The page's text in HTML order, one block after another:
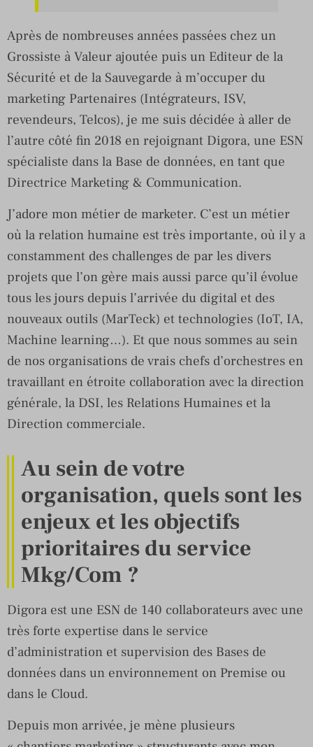
Après de nombreuses années passées chez un
Grossiste à Valeur ajoutée puis un Editeur de la
Sécurité et de la Sauvegarde à m’occuper du
marketing Partenaires (Intégrateurs, ISV,
revendeurs, Telcos), je me suis décidée à aller de
l’autre côté fin 2018 en rejoignant Digora, une ESN
spécialiste dans la Base de données, en tant que
Directrice Marketing & Communication.
J’adore mon métier de marketer. C’est un métier
où la relation humaine est très importante, où il y a
constamment des challenges de par les divers
projets que l’on gère mais aussi parce qu’il évolue
tous les jours depuis l’arrivée du digital et des
nouveaux outils (MarTeck) et technologies (IoT, IA,
Machine learning…). Et que nous sommes au sein
de nos organisations de vrais chefs d’orchestres en
travaillant en étroite collaboration avec la direction
générale, la DSI, les Relations Humaines et la
Direction commerciale.
Au sein de votre
organisation, quels sont les
enjeux et les objectifs
prioritaires du service
Mkg/Com ?
Digora est une ESN de 140 collaborateurs avec une
très forte expertise dans le service
d’administration et supervision des Bases de
données dans un environnement on Premise ou
dans le Cloud.
Depuis mon arrivée, je mène plusieurs